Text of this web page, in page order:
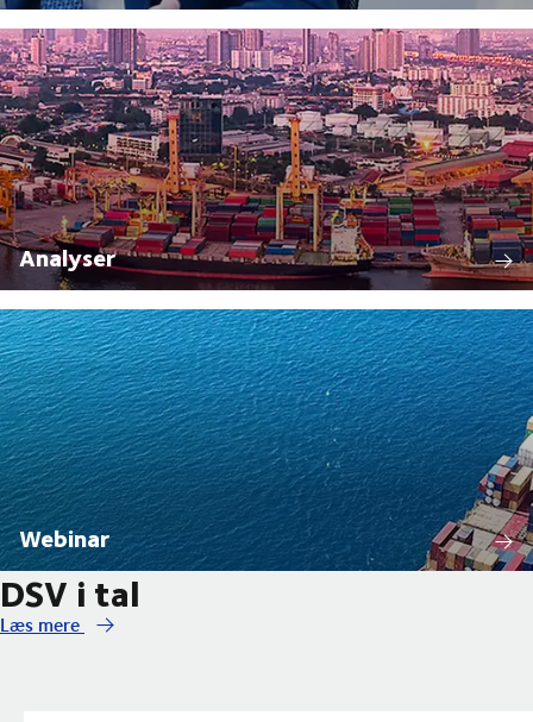
Analyser
Webinar
DSV i tal
Læs mere